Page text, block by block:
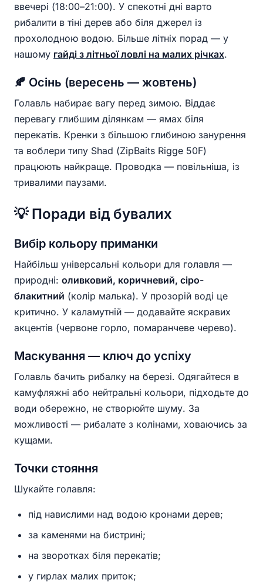
ввечері (18:00–21:00). У спекотні дні варто
рибалити в тіні дерев або біля джерел із
прохолодною водою. Більше літніх порад — у
нашому гайді з літньої ловлі на малих річках.
🍂 Осінь (вересень — жовтень)
Голавль набирає вагу перед зимою. Віддає
перевагу глибшим ділянкам — ямах біля
перекатів. Кренки з більшою глибиною занурення
та воблери типу Shad (ZipBaits Rigge 50F)
працюють найкраще. Проводка — повільніша, із
тривалими паузами.
💡 Поради від бувалих
Вибір кольору приманки
Найбільш універсальні кольори для голавля —
природні: оливковий, коричневий, сіро-
блакитний (колір малька). У прозорій воді це
критично. У каламутній — додавайте яскравих
акцентів (червоне горло, помаранчеве черево).
Маскування — ключ до успіху
Голавль бачить рибалку на березі. Одягайтеся в
камуфляжні або нейтральні кольори, підходьте до
води обережно, не створюйте шуму. За
можливості — рибалате з колінами, ховаючись за
кущами.
Точки стояння
Шукайте голавля:
під навислими над водою кронами дерев;
за каменями на бистрині;
на зворотках біля перекатів;
у гирлах малих приток;